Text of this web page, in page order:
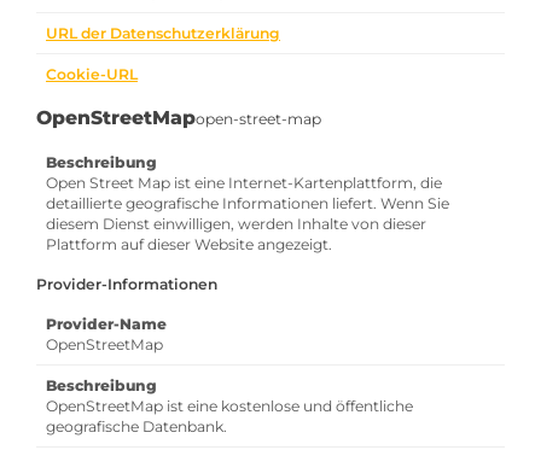
URL der Datenschutzerklärung
Cookie-URL
OpenStreetMapopen-street-map
Beschreibung
Open Street Map ist eine Internet-Kartenplattform, die
detaillierte geografische Informationen liefert. Wenn Sie
diesem Dienst einwilligen, werden Inhalte von dieser
Plattform auf dieser Website angezeigt.
Provider-Informationen
Provider-Name
OpenStreetMap
Beschreibung
OpenStreetMap ist eine kostenlose und öffentliche
geografische Datenbank.